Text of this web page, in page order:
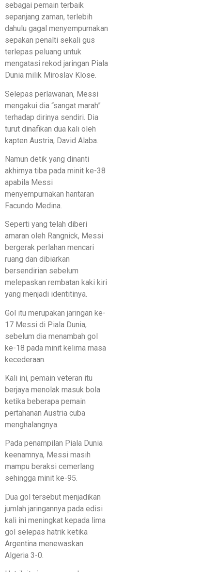
sebagai pemain terbaik
sepanjang zaman, terlebih
dahulu gagal menyempurnakan
sepakan penalti sekali gus
terlepas peluang untuk
mengatasi rekod jaringan Piala
Dunia milik Miroslav Klose.
Selepas perlawanan, Messi
mengakui dia “sangat marah”
terhadap dirinya sendiri. Dia
turut dinafikan dua kali oleh
kapten Austria, David Alaba.
Namun detik yang dinanti
akhirnya tiba pada minit ke-38
apabila Messi
menyempurnakan hantaran
Facundo Medina.
Seperti yang telah diberi
amaran oleh Rangnick, Messi
bergerak perlahan mencari
ruang dan dibiarkan
bersendirian sebelum
melepaskan rembatan kaki kiri
yang menjadi identitinya.
Gol itu merupakan jaringan ke-
17 Messi di Piala Dunia,
sebelum dia menambah gol
ke-18 pada minit kelima masa
kecederaan.
Kali ini, pemain veteran itu
berjaya menolak masuk bola
ketika beberapa pemain
pertahanan Austria cuba
menghalangnya.
Pada penampilan Piala Dunia
keenamnya, Messi masih
mampu beraksi cemerlang
sehingga minit ke-95.
Dua gol tersebut menjadikan
jumlah jaringannya pada edisi
kali ini meningkat kepada lima
gol selepas hatrik ketika
Argentina menewaskan
Algeria 3-0.